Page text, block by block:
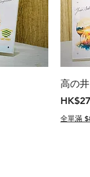
高の
價格
全單滿